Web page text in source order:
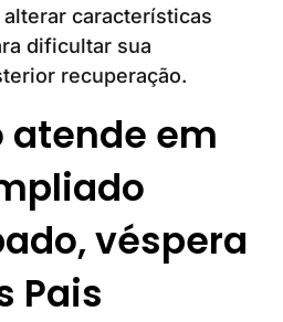
características
dificultar sua
recuperação.
atende em
véspera
Pais